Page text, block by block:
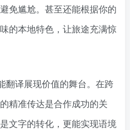
免尴尬。甚至还能根据你的
的本地特色，让旅途充满惊
翻译展现价值的舞台。在跨
精准传达是合作成功的关
文字的转化，更能实现语境